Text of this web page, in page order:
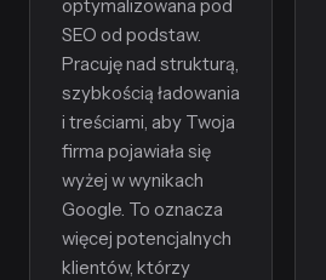
optymalizowana pod
SEO od podstaw.
Pracuję nad strukturą,
szybkością ładowania
i treściami, aby Twoja
firma pojawiała się
wyżej w wynikach
Google. To oznacza
więcej potencjalnych
klientów, którzy